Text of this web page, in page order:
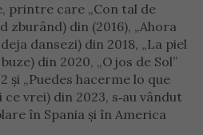
printre care „Con tal de
zburând) din (2016), „Ahora
dansezi) din 2018, „La piel
din 2020, „Ojos de Sol”
și „Puedes hacerme lo que
vrei) din 2023, s‑au vândut
în Spania și în America